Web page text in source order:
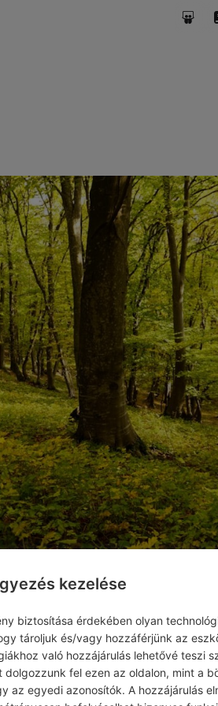
hol találni
kezelése
biztosítása érdekében olyan
tároljuk és/vagy hozzáférjünk az
való hozzájárulás lehetővé teszi
dolgozzunk fel ezen az oldalon, mint a
az egyedi azonosítók. A hozzájárulás